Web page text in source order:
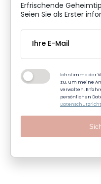
Erfrischende
Seien Sie als Erster
Ich stimme der
zu, um meine
verwalten.
persönlichen